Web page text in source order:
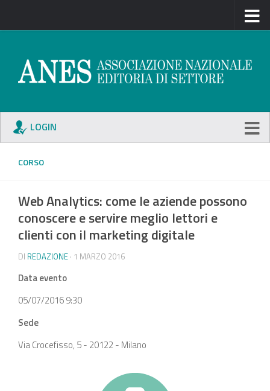
LOGIN
CORSO
Web Analytics: come le aziende possono
conoscere e servire meglio lettori e
clienti con il marketing digitale
DI REDAZIONE · 1 MARZO 2016
Data evento
05/07/2016 9:30
Sede
Via Crocefisso, 5 - 20122 - Milano